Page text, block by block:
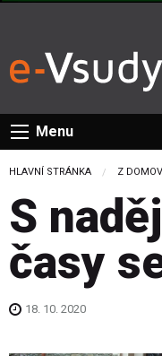
Menu
HLAVNÍ STRÁNKA Z
S
časy
18. 10. 2020